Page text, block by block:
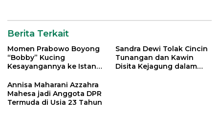
Berita Terkait
Momen Prabowo Boyong
“Bobby” Kucing
Kesayangannya ke Istana
Sandra Dewi Tolak Cincin
Tunangan dan Kawin
Disita Kejagung dalam
Annisa Maharani Azzahra
Mahesa jadi Anggota DPR
Termuda di Usia 23 Tahun